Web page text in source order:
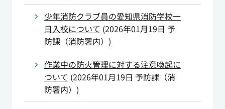
少年消防クラブ員の愛知県消防学校一
日入校について (2026年01月19日 予
防課（消防署内） )
作業中の防火管理に対する注意喚起に
ついて (2026年01月19日 予防課（消
防署内） )